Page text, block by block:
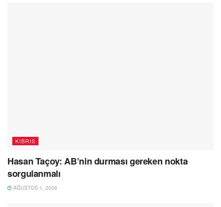
KIBRIS
Hasan Taçoy: AB’nin durması gereken nokta
sorgulanmalı
AĞUSTOS 1, 2026